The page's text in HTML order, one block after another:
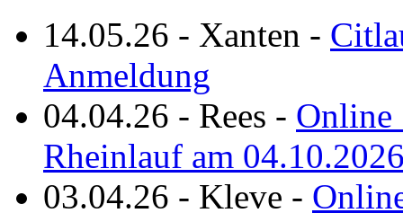
14.05.26 - Xanten -
Anmeldung
04.04.26 - Rees - Online
Rheinlauf am
03.04.26 - Kleve -